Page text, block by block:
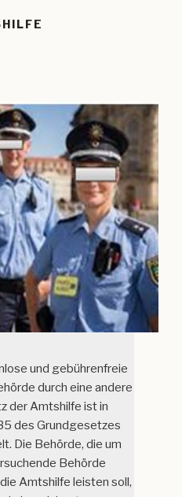
und gebührenfreie
durch eine andere
der Amtshilfe ist in
des Grundgesetzes
Die Behörde, die um
Behörde
Amtshilfe leisten soll,